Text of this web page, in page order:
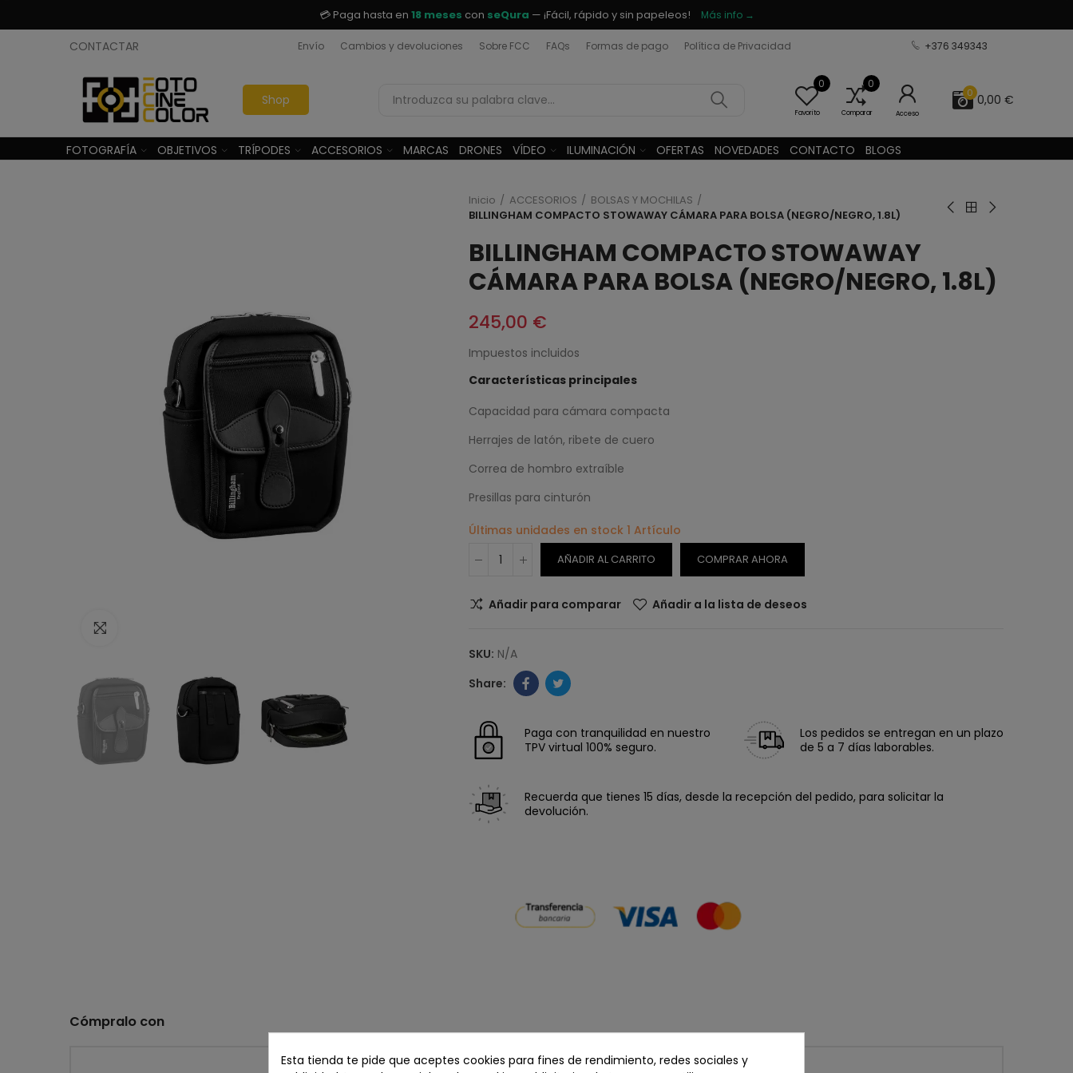
💳 Paga hasta en 18 meses con seQura — ¡Fácil, rápido y sin papeleos! Más info →
CONTACTAR Envío Cambios y devoluciones Sobre FCC FAQs Formas de pago Política de Privacidad +376 349343
Shop
0
Favorito
0
Comparar Acceso
0 0,00 €
FOTOGRAFÍA OBJETIVOS TRÍPODES ACCESORIOS MARCAS DRONES VÍDEO ILUMINACIÓN OFERTAS NOVEDADES CONTACTO BLOGS
Inicio ACCESORIOS
BOLSAS Y MOCHILAS
BILLINGHAM COMPACTO STOWAWAY CÁMARA PARA BOLSA (NEGRO/NEGRO, 1.8L)
BILLINGHAM COMPACTO STOWAWAY
CÁMARA PARA BOLSA (NEGRO/NEGRO, 1.8L)
245,00 €
Impuestos incluidos
Características principales
Capacidad para cámara compacta
Herrajes de latón, ribete de cuero
Correa de hombro extraíble
Presillas para cinturón
Últimas unidades en stock 1 Artículo
AÑADIR AL CARRITO COMPRAR AHORA
Añadir para comparar Añadir a la lista de deseos
SKU: N/A
Paga con tranquilidad en nuestro
TPV virtual 100% seguro.
Los pedidos se entregan en un plazo
de 5 a 7 días laborables.
Recuerda que tienes 15 días, desde la recepción del pedido, para solicitar la
devolución.
Cómpralo con
Esta tienda te pide que aceptes cookies para fines de rendimiento, redes sociales y